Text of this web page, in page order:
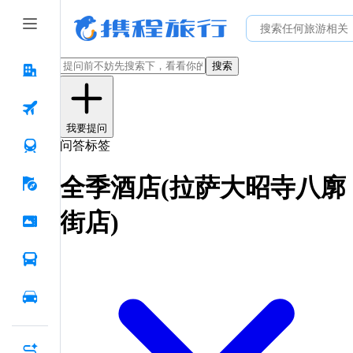
搜索
我要提问
问答标签
全季酒店(拉萨大昭寺八廓
街店)